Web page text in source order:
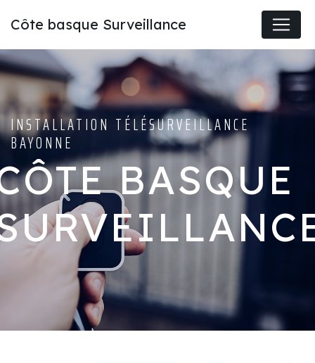
Côte basque Surveillance
INSTALLATION TÉLÉSURVEILLANCE
BAYONNE
BASQUE